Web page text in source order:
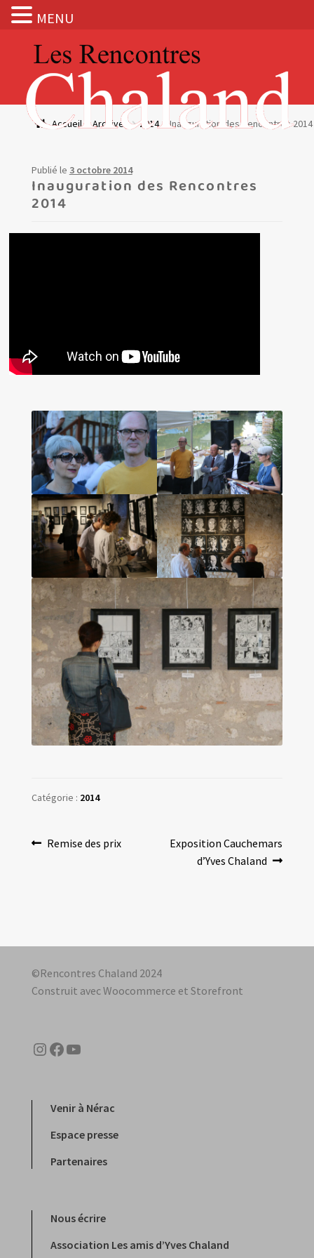
navigation
contenu
Actualités
BOUTIQUE
LUDIBD
Accueil Archives 2014 Inauguration des Rencontres 2014
Publié le 3 octobre 2014
Inauguration des Rencontres
2014
Catégorie : 2014
Navigation
Article
Remise des prix
Article
suivant :
Exposition Cauchemars
d’Yves Chaland
©Rencontres Chaland 2024
Construit avec Woocommerce et Storefront
Instagram
Facebook
YouTube
Venir à Nérac
Espace presse
Partenaires
Nous écrire
Association Les amis d’Yves Chaland
MENU